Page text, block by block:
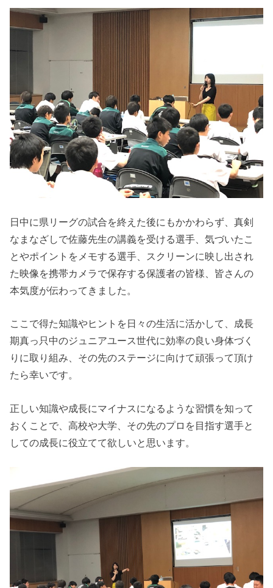
日中に県リーグの試合を終えた後にもかかわらず、真剣
なまなざしで佐藤先生の講義を受ける選手、気づいたこ
とやポイントをメモする選手、スクリーンに映し出され
た映像を携帯カメラで保存する保護者の皆様、皆さんの
本気度が伝わってきました。
ここで得た知識やヒントを日々の生活に活かして、成長
期真っ只中のジュニアユース世代に効率の良い身体づく
りに取り組み、その先のステージに向けて頑張って頂け
たら幸いです。
正しい知識や成長にマイナスになるような習慣を知って
おくことで、高校や大学、その先のプロを目指す選手と
しての成長に役立てて欲しいと思います。